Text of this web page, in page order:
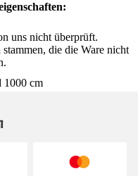
1000 cm
uns nicht überprüft.
die die Ware nicht